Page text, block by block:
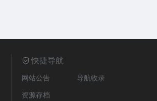
快捷导航
网站公告
导航收录
资源存档